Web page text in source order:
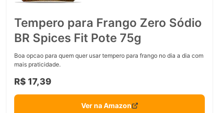
Tempero para Frango Zero Sódio
BR Spices Fit Pote 75g
Boa opcao para quem quer usar tempero para frango no dia a dia com
mais praticidade.
R$ 17,39
Ver na Amazon